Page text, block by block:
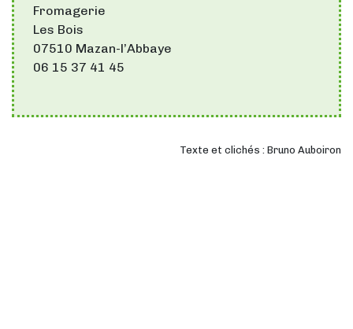
Fromagerie
Les Bois
07510 Mazan-l’Abbaye
06 15 37 41 45
Texte et clichés : Bruno Auboiron